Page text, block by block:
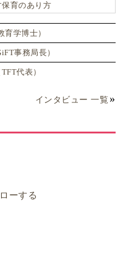
上計算！
実感
、2人で平等に半分
費を上回る売り上げを
を聞くと
あったようです
ライムが人気があったね
育のあり方
学博士）
事務局長）
代表）
インタビュー 一覧
ーする